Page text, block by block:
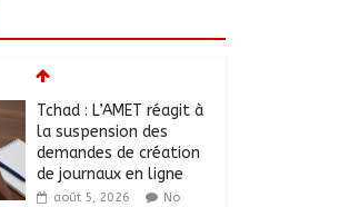
Tchad : L’AMET réagit à
la suspension des
demandes de création
de journaux en ligne
août 5, 2026
No